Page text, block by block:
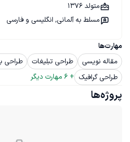
مهارت‌ها
مقاله نویسی
طراحی تبلیغات طراحی
طراحی گرافیک +
6 مهارت دیگر
متولد 1376
مسلط به آلمانی, انگلیسی و فارسی
پروژه‌ها